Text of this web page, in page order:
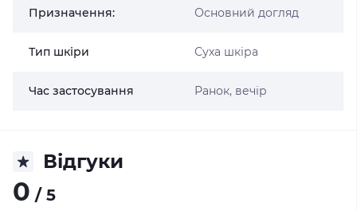
Призначення: Основний догляд
Тип шкіри Суха шкіра
Час застосування Ранок, вечір
Відгуки
0 / 5